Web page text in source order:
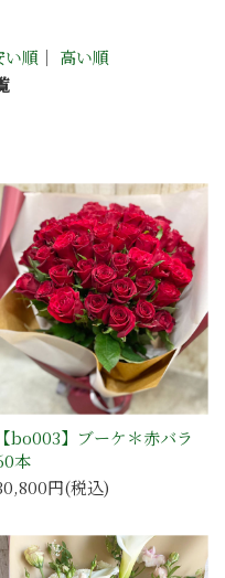
い順 ｜ 高い順
【bo003】ブーケ＊赤バラ
本
円(税込)